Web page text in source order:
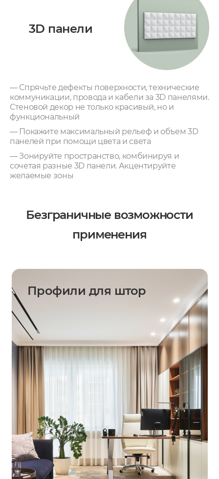
3D панели
— Спрячьте дефекты поверхности, технические
коммуникации, провода и кабели за 3D панелями.
Стеновой декор не только красивый, но и
функциональный
— Покажите максимальный рельеф и объем 3D
панелей при помощи цвета и света
— Зонируйте пространство, комбинируя и
сочетая разные 3D панели. Акцентируйте
желаемые зоны
Безграничные возможности
применения
Профили для штор